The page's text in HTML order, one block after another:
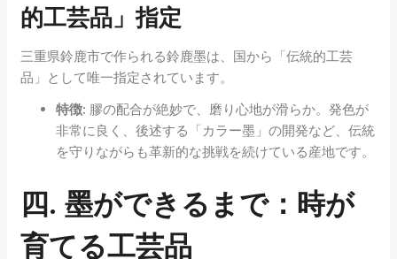
的工芸品」指定
三重県鈴鹿市で作られる鈴鹿墨は、国から「伝統的工芸
品」として唯一指定されています。
特徴: 膠の配合が絶妙で、磨り心地が滑らか。発色が
非常に良く、後述する「カラー墨」の開発など、伝統
を守りながらも革新的な挑戦を続けている産地です。
四. 墨ができるまで：時が
育てる工芸品